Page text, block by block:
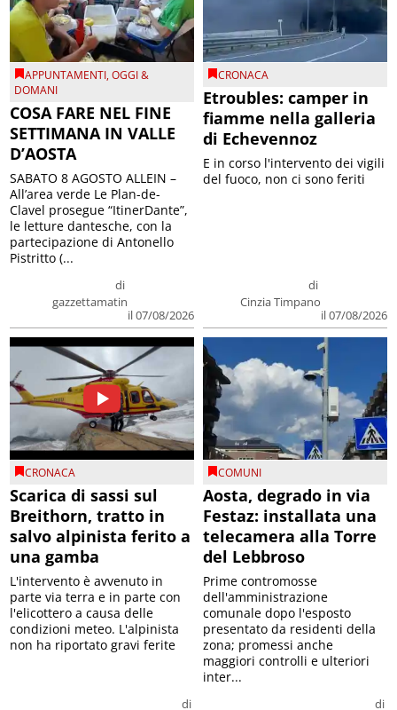
APPUNTAMENTI,OGGI &
DOMANI
COSA FARE NEL FINE
SETTIMANA IN VALLE
D’AOSTA
di
gazzettamatin
il 07/08/2026
SABATO 8 AGOSTO ALLEIN –
All’area verde Le Plan-de-
Clavel prosegue “ItinerDante”,
le letture dantesche, con la
partecipazione di Antonello
Pistritto (...
CRONACA
Etroubles: camper in
fiamme nella galleria
di Echevennoz
di
Cinzia Timpano
il 07/08/2026
E in corso l'intervento dei vigili
del fuoco, non ci sono feriti
CRONACA
Scarica di sassi sul
Breithorn, tratto in
salvo alpinista ferito a
una gamba
di
L'intervento è avvenuto in
parte via terra e in parte con
l'elicottero a causa delle
condizioni meteo. L'alpinista
non ha riportato gravi ferite
COMUNI
Aosta, degrado in via
Festaz: installata una
telecamera alla Torre
del Lebbroso
di
Prime contromosse
dell'amministrazione
comunale dopo l'esposto
presentato da residenti della
zona; promessi anche
maggiori controlli e ulteriori
inter...